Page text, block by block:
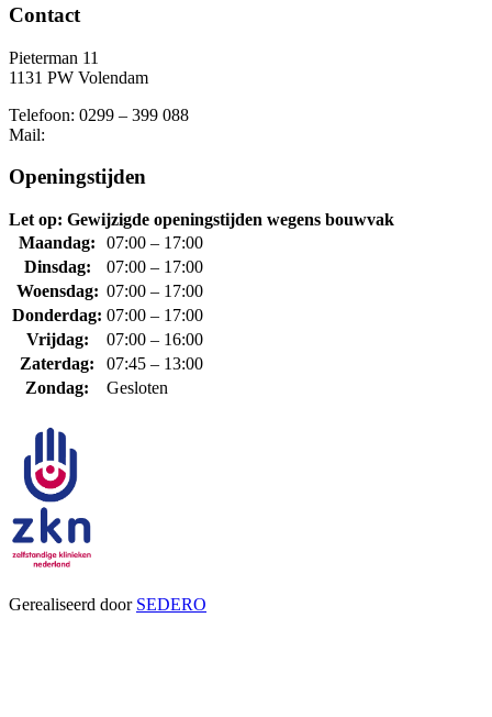
Contact
Pieterman 11
1131 PW Volendam
Telefoon: 0299 – 399 088
Mail:
Openingstijden
Let op: Gewijzigde openingstijden wegens bouwvak
Maandag:
07:00 – 17:00
Dinsdag:
07:00 – 17:00
Woensdag: 07:00 – 17:00
Donderdag: 07:00 – 17:00
Vrijdag:
07:00 – 16:00
Zaterdag:
07:45 – 13:00
Zondag:
Gesloten
Gerealiseerd door SEDERO